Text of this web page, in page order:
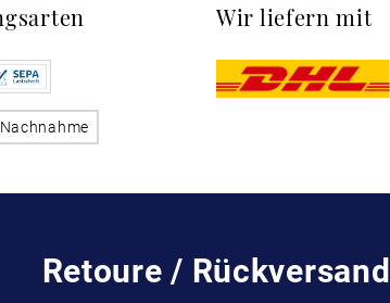
Retoure / Rückversand
Nachnahme
Wir liefern mit